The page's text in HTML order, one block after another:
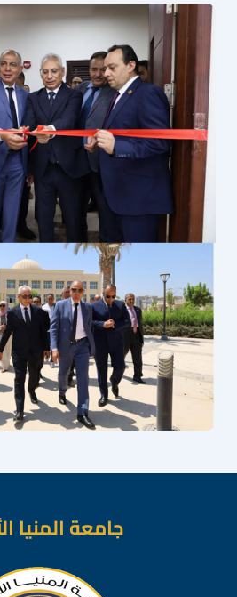
جامعة المنيا